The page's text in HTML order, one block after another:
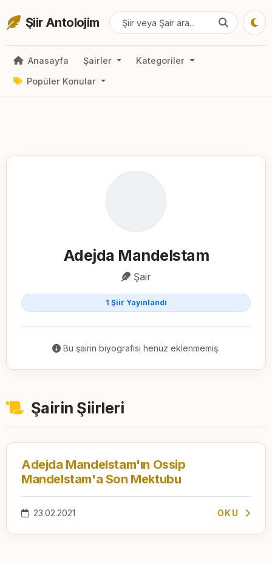
Şiir Antolojim
Anasayfa Şairler
Kategoriler
Popüler Konular
Adejda Mandelstam
Şair
1 Şiir Yayınlandı
Bu şairin biyografisi henüz eklenmemiş.
Şairin Şiirleri
Adejda Mandelstam'ın Ossip
Mandelstam'a Son Mektubu
23.02.2021 OKU